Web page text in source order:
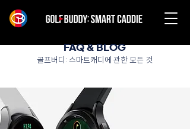
골프버디: 스마트캐디에 관한 모든 것
FAQ & BLOG